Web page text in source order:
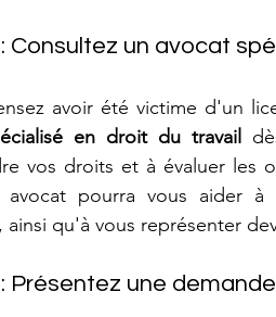
Consultez un avocat
en droit du travail
vos droits et à évaluer les
pourra vous aider à
ainsi qu'à vous représenter
Présentez une